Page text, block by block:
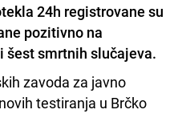
24h registrovane su
pozitivno na
šest smrtnih slučajeva.
zavoda za javno
testiranja u Brčko